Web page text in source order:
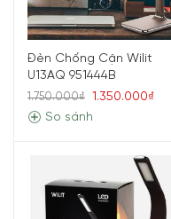
Đèn Chống Cận Wilit
U13AQ 951444B
1.750.000₫
1.350.000₫
So sánh